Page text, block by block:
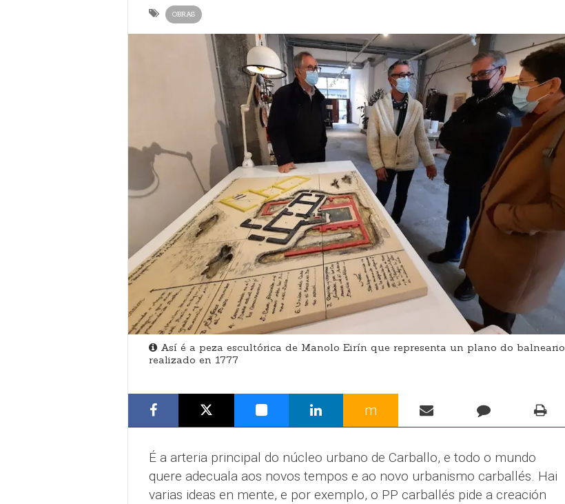
OBRAS
Así é a peza escultórica de Manolo Eirín que representa un plano do balneario
realizado en 1777
m
É a arteria principal do núcleo urbano de Carballo, e todo o mundo
quere adecuala aos novos tempos e ao novo urbanismo carballés. Hai
varias ideas en mente, e por exemplo, o PP carballés pide a creación